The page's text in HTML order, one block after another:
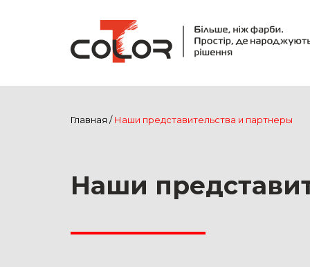
Главная /Наши представительства и партнеры
Наши